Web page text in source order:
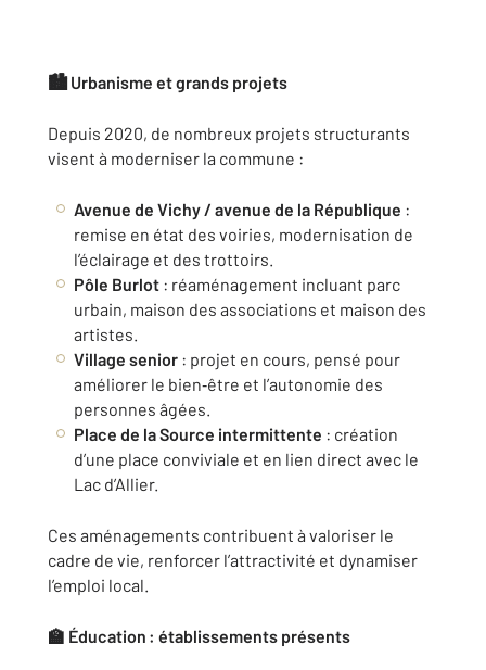
🏙️ Urbanisme et grands projets
Depuis 2020, de nombreux projets structurants
visent à moderniser la commune :
Avenue de Vichy / avenue de la République :
remise en état des voiries, modernisation de
l’éclairage et des trottoirs.
Pôle Burlot : réaménagement incluant parc
urbain, maison des associations et maison des
artistes.
Village senior : projet en cours, pensé pour
améliorer le bien‑être et l’autonomie des
personnes âgées.
Place de la Source intermittente : création
d’une place conviviale et en lien direct avec le
Lac d’Allier.
Ces aménagements contribuent à valoriser le
cadre de vie, renforcer l’attractivité et dynamiser
l’emploi local.
🏫 Éducation : établissements présents